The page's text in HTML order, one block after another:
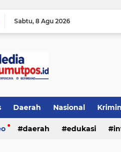
Sabtu 8 Agu 2026
Daerah Nasional
daerah edukasi